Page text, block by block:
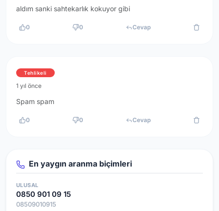
aldım sanki sahtekarlık kokuyor gibi
0 0 Cevap
Tehlikeli
1 yıl önce
Spam spam
0 0 Cevap
En yaygın aranma biçimleri
ULUSAL
0850 901 09 15
08509010915